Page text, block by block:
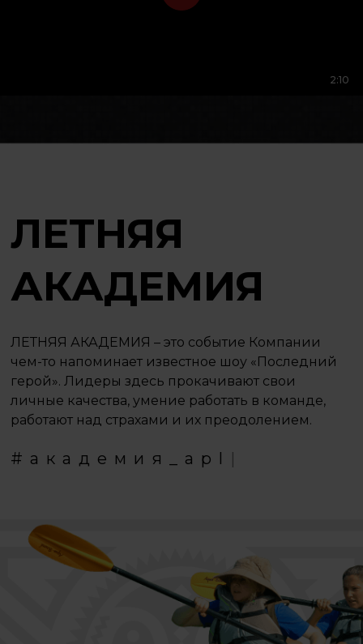
2:10
ЛЕТНЯЯ
АКАДЕМИЯ
ЛЕТНЯЯ АКАДЕМИЯ – это событие Компании
чем-то напоминает известное шоу «Последний
герой». Лидеры здесь прокачивают свои
личные качества, умение работать в команде,
работают над страхами и их преодолением.
.
# а к а д е м и я a p l |